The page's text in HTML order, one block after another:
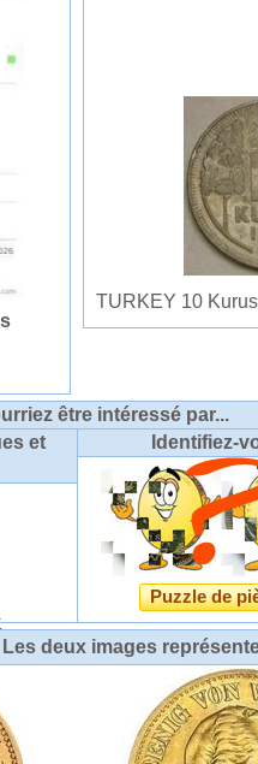
TURKEY 10
être intéressé par...
et
Identifiez-
Puzzle de
Les deux images